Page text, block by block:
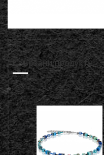
Свързани продукти